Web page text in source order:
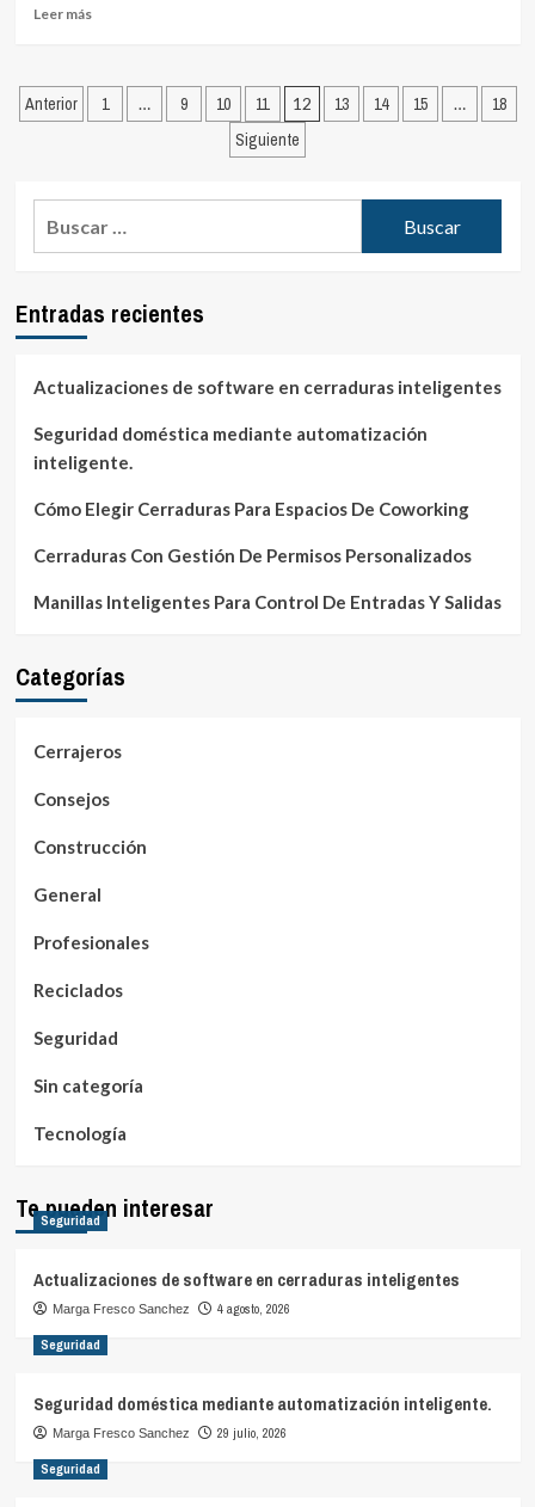
Leer másLeer
qué
instalar
en
principal
Paginación
Anterior 1 … 9 10 11 12 13 14 15 …
18
Siguiente
Entradas recientes
Actualizaciones de software en cerraduras inteligentes
Seguridad doméstica mediante automatización
inteligente.
Cómo Elegir Cerraduras Para Espacios De Coworking
Cerraduras Con Gestión De Permisos Personalizados
Manillas Inteligentes Para Control De Entradas Y Salidas
Categorías
Cerrajeros
Consejos
Construcción
General
Profesionales
Reciclados
Seguridad
Sin categoría
Tecnología
Te pueden interesar
Seguridad
Actualizaciones de software en cerraduras inteligentes
Marga Fresco Sanchez 4 agosto, 2026
Seguridad
Seguridad doméstica mediante automatización inteligente.
Marga Fresco Sanchez 29 julio, 2026
Seguridad